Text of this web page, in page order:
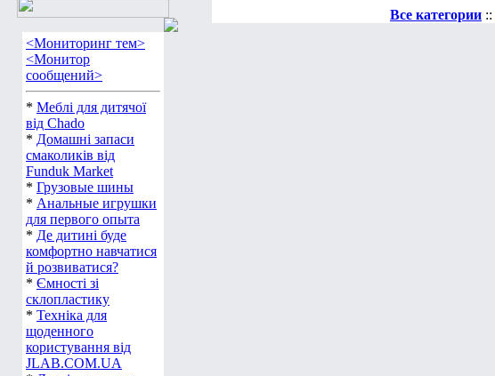
<Мониторинг тем>
<Монитор
сообщений>
* Меблі для дитячої
від Chado
* Домашні запаси
смаколиків від
Funduk Market
* Грузовые шины
* Анальные игрушки
для первого опыта
* Де дитині буде
комфортно навчатися
й розвиватися?
* Ємності зі
склопластику
* Техніка для
щоденного
користування від
JLAB.COM.UA
Все категории ::